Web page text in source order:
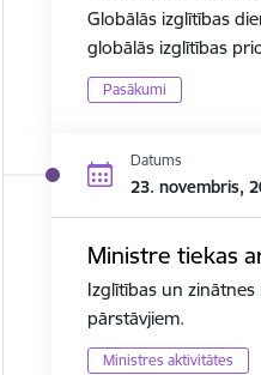
Globālās izglītības
globālās izglītības
Pasākumi
Datums
23. novembris,
Ministre tiekas
Izglītības un
pārstāvjiem.
Ministres aktivitātes